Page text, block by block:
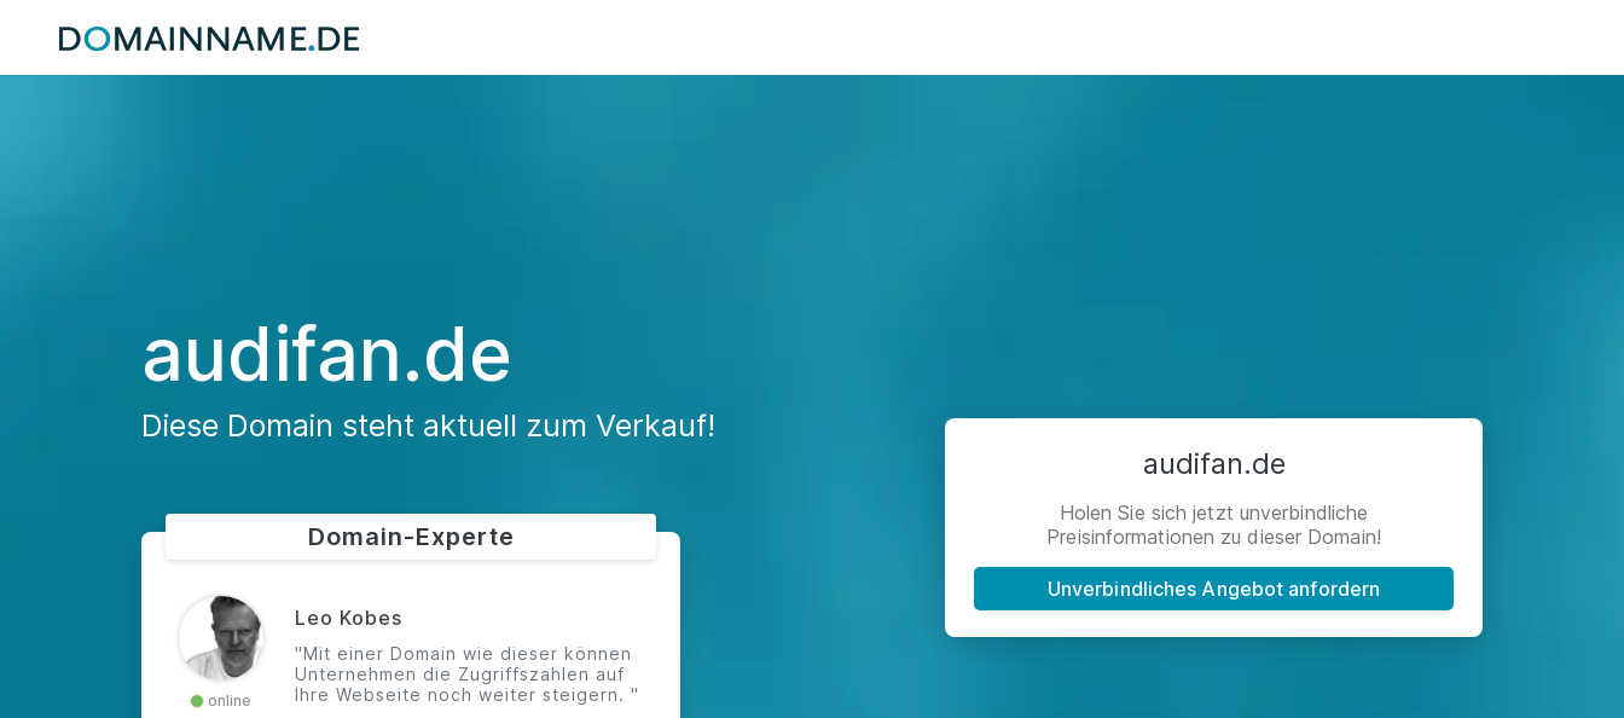
audifan.de
Diese Domain steht aktuell zum Verkauf!
Domain-Experte
online
Leo Kobes
"Mit einer Domain wie dieser können
Unternehmen die Zugriffszahlen auf
Ihre Webseite noch weiter steigern. "
audifan.de
Holen Sie sich jetzt unverbindliche
Preisinformationen zu dieser Domain!
Unverbindliches Angebot anfordern